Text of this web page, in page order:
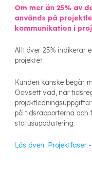
Om mer än 25% av
används på
kommunikation i
Allt över 25% indikerar
projektet.
Kunden kanske begär
Oavsett vad, när
på tidsrapporterna
statusuppdatering.
Läs även: Projektfaser